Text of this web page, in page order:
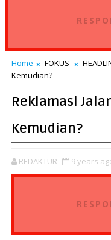
Home FOKUS
Kemudian?
Reklamasi
Kemudian?
REDAKTUR 9 years